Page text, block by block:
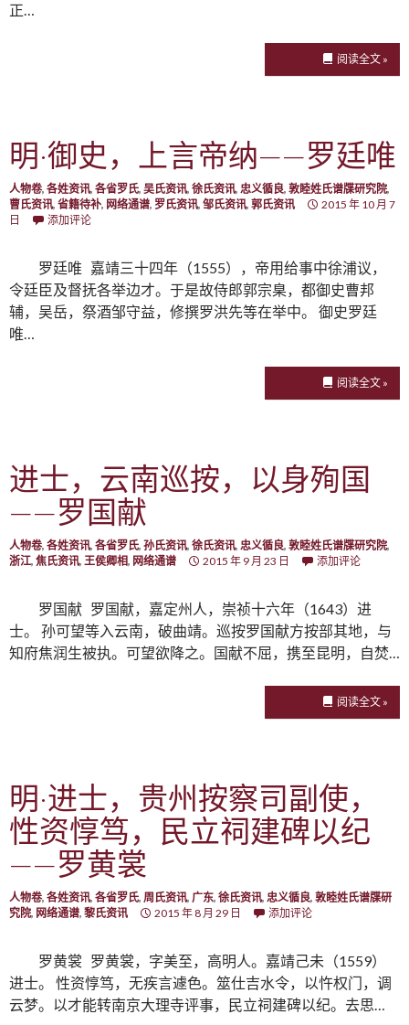
正…
阅读全文 »
明·御史，上言帝纳——罗廷唯
人物卷, 各姓资讯, 各省罗氏, 吴氏资讯, 徐氏资讯, 忠义循良, 敦睦姓氏谱牒研究院,
曹氏资讯, 省籍待补, 网络通谱, 罗氏资讯, 邹氏资讯, 郭氏资讯
2015 年 10 月 7
日
添加评论
罗廷唯 嘉靖三十四年（1555），帝用给事中徐浦议，
令廷臣及督抚各举边才。于是故侍郎郭宗臬，都御史曹邦
辅，吴岳，祭酒邹守益，修撰罗洪先等在举中。 御史罗廷
唯…
阅读全文 »
进士，云南巡按，以身殉国
——罗国献
人物卷, 各姓资讯, 各省罗氏, 孙氏资讯, 徐氏资讯, 忠义循良, 敦睦姓氏谱牒研究院,
浙江, 焦氏资讯, 王侯卿相, 网络通谱 2015 年 9 月 23 日 添加评论
罗国献 罗国献，嘉定州人，崇祯十六年（1643）进
士。 孙可望等入云南，破曲靖。巡按罗国献方按部其地，与
知府焦润生被执。可望欲降之。国献不屈，携至昆明，自焚…
阅读全文 »
明·进士，贵州按察司副使，
性资惇笃，民立祠建碑以纪
——罗黄裳
人物卷, 各姓资讯, 各省罗氏, 周氏资讯, 广东, 徐氏资讯, 忠义循良, 敦睦姓氏谱牒研
究院, 网络通谱, 黎氏资讯 2015 年 8 月 29 日 添加评论
罗黄裳 罗黄裳，字美至，高明人。嘉靖己未（1559）
进士。 性资惇笃，无疾言遽色。筮仕吉水令，以忤权门，调
云梦。以才能转南京大理寺评事，民立祠建碑以纪。去思…